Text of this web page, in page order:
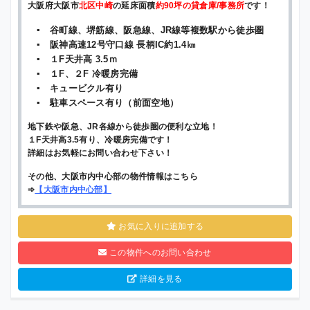
大阪府大阪市北区中崎の延床面積約90坪の貸倉庫/事務所です！
▪ 谷町線、堺筋線、阪急線、JR線等複数駅から徒歩圏
▪ 阪神高速12号守口線 長柄IC約1.4㎞
▪ １F天井高 3.5ｍ
▪ １F、２F 冷暖房完備
▪ キュービクル有り
▪ 駐車スペース有り（前面空地）
地下鉄や阪急、JR各線から徒歩圏の便利な立地！
１F天井高3.5有り、冷暖房完備です！
詳細はお気軽にお問い合わせ下さい！
その他、大阪市内中心部の物件情報はこちら
➾ 【大阪市内中心部】
お気に入りに追加する
この物件へのお問い合わせ
詳細を見る